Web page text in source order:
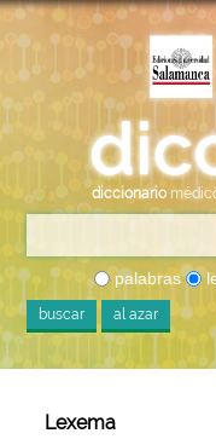
diccionario
palabras
buscar al azar
Lexema